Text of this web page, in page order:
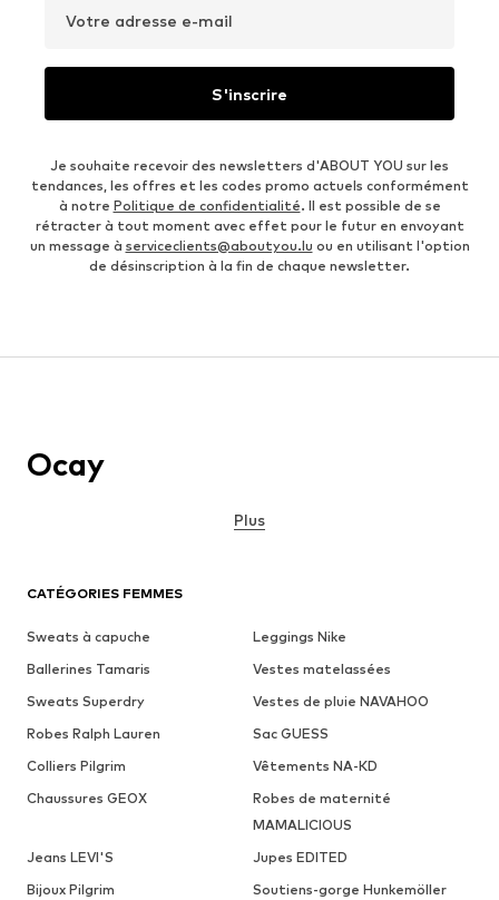
Votre adresse e-mail
S'inscrire
Je souhaite recevoir des newsletters d'ABOUT YOU sur les
tendances, les offres et les codes promo actuels conformément
à notre Politique de confidentialité. Il est possible de se
rétracter à tout moment avec effet pour le futur en envoyant
un message à serviceclients@aboutyou.lu ou en utilisant l'option
de désinscription à la fin de chaque newsletter.
CATÉGORIES FEMMES
Sweats à capuche
Leggings Nike
Ballerines Tamaris
Vestes matelassées
Sweats Superdry
Vestes de pluie NAVAHOO
Robes Ralph Lauren
Sac GUESS
Colliers Pilgrim
Vêtements NA-KD
Chaussures GEOX
Robes de maternité
MAMALICIOUS
Jeans LEVI'S
Jupes EDITED
Bijoux Pilgrim
Soutiens-gorge Hunkemöller
Ocay
Plus